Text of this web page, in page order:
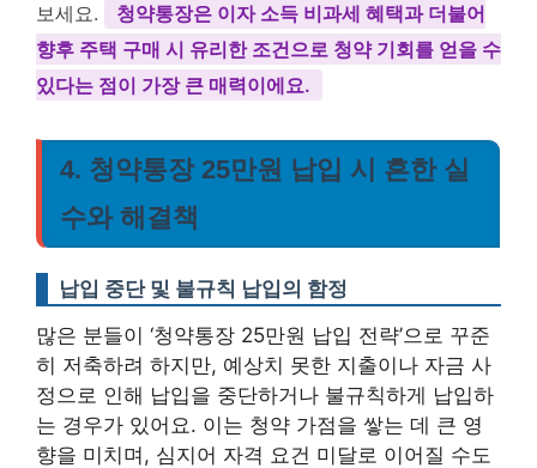
보세요.
청약통장은 이자 소득 비과세 혜택과 더불어
향후 주택 구매 시 유리한 조건으로 청약 기회를 얻을 수
있다는 점이 가장 큰 매력이에요.
4. 청약통장 25만원 납입 시 흔한 실
수와 해결책
납입 중단 및 불규칙 납입의 함정
많은 분들이 ‘청약통장 25만원 납입 전략’으로 꾸준
히 저축하려 하지만, 예상치 못한 지출이나 자금 사
정으로 인해 납입을 중단하거나 불규칙하게 납입하
는 경우가 있어요. 이는 청약 가점을 쌓는 데 큰 영
향을 미치며, 심지어 자격 요건 미달로 이어질 수도